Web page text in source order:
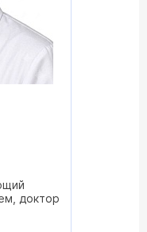
доктор